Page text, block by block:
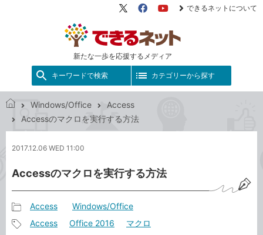
新たな一歩を応援するメディア
X（旧
FacebookYouTube
できるネットについて
キーワードで検索 カテゴリーから探す
で
ネ
ト
Windows/Office
Access
Accessのマクロを実行する方法
2017.12.06 WED 11:00
Accessのマクロを実行する方法
事
Access Windows/Office
Access Office 2016 マクロ